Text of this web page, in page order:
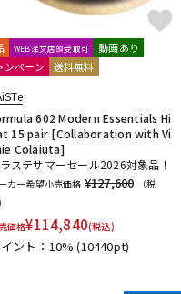
WEB注文店頭受取可
動画あり
ンペーン
送料無料
602 Modern Essentials Hi
15 pair [Collaboration with Vi
Colaiuta]
ラステサマーセール2026対象品！
カー希望小売価格 ¥127,600
（税
価格¥114,840(税込)
ント：10%(10440pt)